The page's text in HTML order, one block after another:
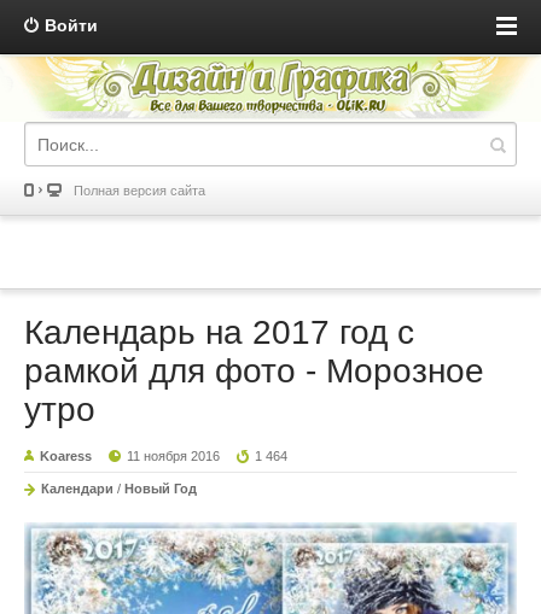
Войти
Полная версия сайта
Календарь на 2017 год с
рамкой для фото - Морозное
утро
Koaress 11 ноября 2016 1 464
Календари / Новый Год